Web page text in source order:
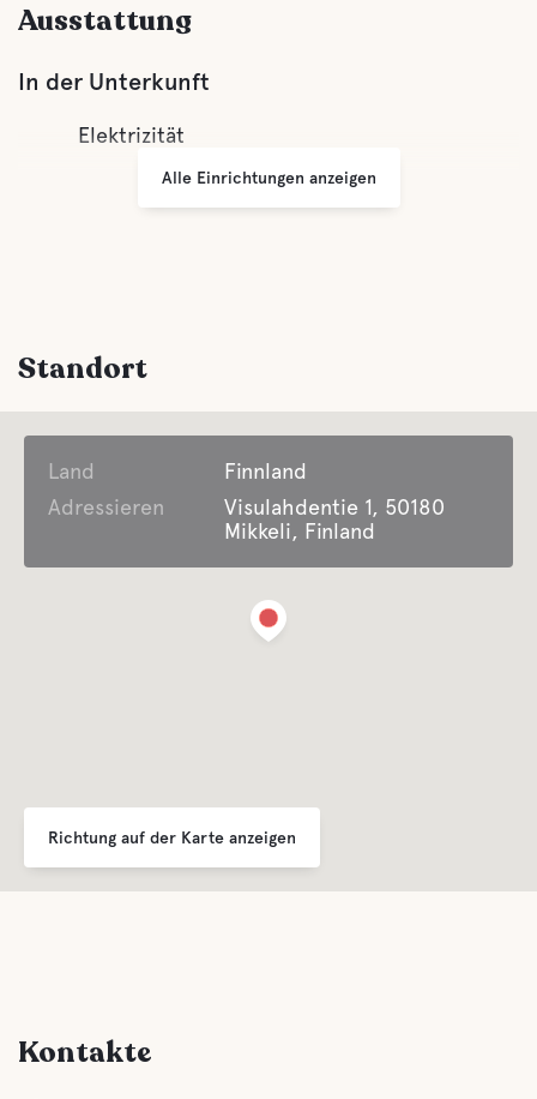
Ausstattung
In der Unterkunft
Elektrizität
Alle Einrichtungen anzeigen
Standort
Land
Finnland
Adressieren
Visulahdentie 1, 50180
Mikkeli, Finland
Richtung auf der Karte anzeigen
Kontakte